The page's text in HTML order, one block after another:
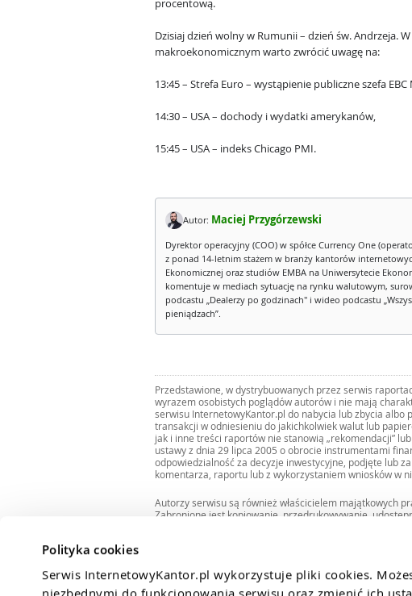
Polityka cookies
Serwis InternetowyKantor.pl wykorzystuje pliki cookies.
procentową.
Dzisiaj dzień wolny w Rumunii – dzień św. Andrzeja.
makroekonomicznym warto zwrócić uwagę na:
13:45 – Strefa Euro – wystąpienie publiczne szefa
14:30 – USA – dochody i wydatki amerykanów,
15:45 – USA – indeks Chicago PMI.
Autor: Maciej Przygórzewski
Dyrektor operacyjny (COO) w spółce Currency One
z ponad 14-letnim stażem w branży kantorów
Ekonomicznej oraz studiów EMBA na Uniwersytecie
komentuje w mediach sytuację na rynku walutowym,
podcastu „Dealerzy po godzinach" i wideo podcastu
pieniądzach”.
Przedstawione, w dystrybuowanych przez serwis
wyrazem osobistych poglądów autorów i nie mają
serwisu InternetowyKantor.pl do nabycia lub zbycia albo
transakcji w odniesieniu do jakichkolwiek walut lub
jak i inne treści raportów nie stanowią „rekomendacji”
ustawy z dnia 29 lipca 2005 o obrocie instrumentami
odpowiedzialność za decyzje inwestycyjne, podjęte lub
komentarza, raportu lub z wykorzystaniem wniosków w
Autorzy serwisu są również właścicielem majątkowych
Zabronione jest kopiowanie, przedrukowywanie,